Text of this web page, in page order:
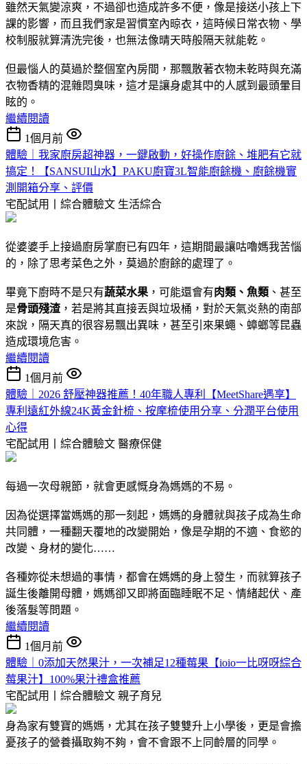
雖然天氣變涼爽，不過卻也造成許多不便，像是接送小孩上下
課的影響，而且我們家是習慣室內晾衣，這時候日常衣物、學
校制服就算清洗完後，也無法像晴天時般隔天就能乾。
但最惱人的莫過於整個室內房間，那飄散著衣物未乾時與充滿
衣物香精的混雜悶臭味，這才是讓身處其中的人感到最頭暈目
眩的。
繼續閱讀
1個月前
體驗｜我家廚房超神器，一鍵啟動，好操作廚餘、堆肥有它就
搞定！【SANSUI山水】PAKU廚寶3L智能廚餘機、廚餘機實
測開箱分享、評價
宅配試用丨綜合體驗文 生活綜合
從婆婆手上接過廚房掌廚已有四年，這期間最讓咕嚕媽我苦惱
的，除了思考菜色之外，莫過於廚餘的處理了。
畢竟下廚時不是只有蔬菜水果 ，可能還會有肉類、魚類 、甚至
是骨頭殘渣 ，若是將其直接丟與垃圾桶，對於天氣炎熱的南部
來說，隔天真的很容易飄出異味，甚至引來果蠅、蟑螂等昆蟲
造成環境危害。
繼續閱讀
1個月前
體驗｜2026 舒壓神器推薦！40年職人專利【MeetShare遇享】
專利遠紅外線24K黃金針梳、按摩梳使用分享、分潤平台使用
心得
宅配試用丨綜合體驗文 醫療保健
每過一次母親節，就會更感慨身為媽媽的不易。
因為從選擇當媽媽的那一刻起，媽媽的身體就與孩子成為生命
共同體，一種翻天覆地的改變開始，像是孕期的不適、食慾的
改變、身材的變化……
各種妳從未想過的事情，都會在媽媽的身上發生，而就算孩子
誕生後離開母體，媽媽卻又即將面臨睡眠不足、情緒起伏、產
後落髮等問題。
繼續閱讀
1個月前
體驗｜0添加天然果汁，一次補足12種莓果【ioio一比呀呀綜合
莓果汁】100%果汁禮盒推薦
宅配試用丨綜合體驗文 親子育兒
身為家有雙寶的媽媽，尤其在孩子雙雙升上小學後，更是會擔
憂孩子的營養攝取夠不夠，會不會跟不上同齡層的同學。